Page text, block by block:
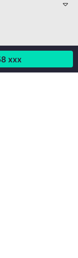
xxx